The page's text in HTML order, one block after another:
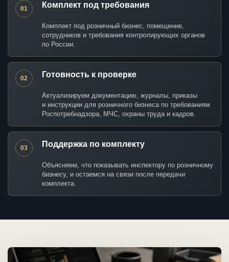
01 Комплект под требования
Комплект под розничный бизнес, помещение,
сотрудников и требования контролирующих органов
по России.
02 Готовность к проверке
Актуализируем документацию, журналы, приказы
и инструкции для розничного бизнеса по требованиям
Роспотребнадзора, МЧС, охраны труда и кадров.
03 Поддержка по комплекту
Объясняем, что показывать инспектору по розничному
бизнесу, и остаемся на связи после передачи
комплекта.